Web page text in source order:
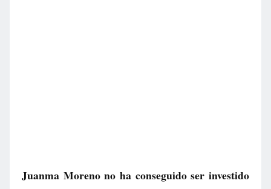
Juanma Moreno no ha conseguido ser investido